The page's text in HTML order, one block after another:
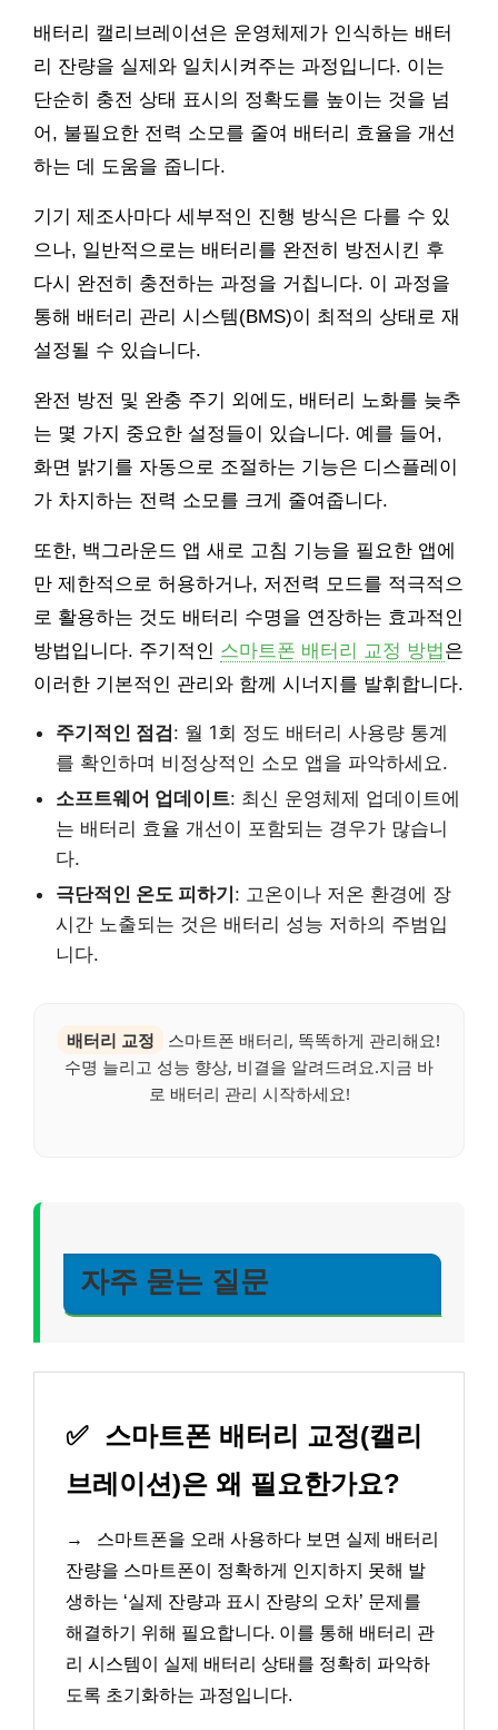
배터리 캘리브레이션은 운영체제가 인식하는 배터
리 잔량을 실제와 일치시켜주는 과정입니다. 이는
단순히 충전 상태 표시의 정확도를 높이는 것을 넘
어, 불필요한 전력 소모를 줄여 배터리 효율을 개선
하는 데 도움을 줍니다.
기기 제조사마다 세부적인 진행 방식은 다를 수 있
으나, 일반적으로는 배터리를 완전히 방전시킨 후
다시 완전히 충전하는 과정을 거칩니다. 이 과정을
통해 배터리 관리 시스템(BMS)이 최적의 상태로 재
설정될 수 있습니다.
완전 방전 및 완충 주기 외에도, 배터리 노화를 늦추
는 몇 가지 중요한 설정들이 있습니다. 예를 들어,
화면 밝기를 자동으로 조절하는 기능은 디스플레이
가 차지하는 전력 소모를 크게 줄여줍니다.
또한, 백그라운드 앱 새로 고침 기능을 필요한 앱에
만 제한적으로 허용하거나, 저전력 모드를 적극적으
로 활용하는 것도 배터리 수명을 연장하는 효과적인
방법입니다. 주기적인 스마트폰 배터리 교정 방법은
이러한 기본적인 관리와 함께 시너지를 발휘합니다.
주기적인 점검: 월 1회 정도 배터리 사용량 통계
를 확인하며 비정상적인 소모 앱을 파악하세요.
소프트웨어 업데이트: 최신 운영체제 업데이트에
는 배터리 효율 개선이 포함되는 경우가 많습니
다.
극단적인 온도 피하기: 고온이나 저온 환경에 장
시간 노출되는 것은 배터리 성능 저하의 주범입
니다.
배터리 교정
스마트폰 배터리, 똑똑하게 관리해요!
수명 늘리고 성능 향상, 비결을 알려드려요.지금 바
로 배터리 관리 시작하세요!
자주 묻는 질문
✅ 스마트폰 배터리 교정(캘리
브레이션)은 왜 필요한가요?
→
스마트폰을 오래 사용하다 보면 실제 배터리
잔량을 스마트폰이 정확하게 인지하지 못해 발
생하는 ‘실제 잔량과 표시 잔량의 오차’ 문제를
해결하기 위해 필요합니다. 이를 통해 배터리 관
리 시스템이 실제 배터리 상태를 정확히 파악하
도록 초기화하는 과정입니다.